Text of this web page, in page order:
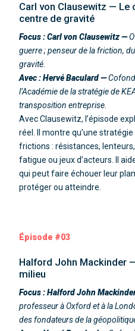
Carl von Clausewitz — Le
centre de gravité
Focus : Carl von Clausewitz —
guerre ; penseur de la friction,
gravité.
Avec : Hervé Baculard —
l’Académie de la stratégie de
transposition entreprise.
Avec Clausewitz, l’épisode
réel. Il montre qu’une
frictions : résistances,
fatigue ou jeux d’acteurs. Il
qui peut faire échouer leur
protéger ou atteindre.
Épisode #03
Halford John Mackinder
milieu
Focus : Halford John
professeur à Oxford et à la
des fondateurs de la